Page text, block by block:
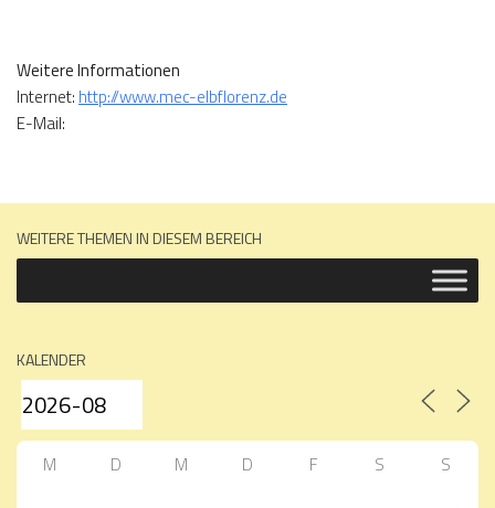
Weitere Informationen
Internet: http://www.mec-elbflorenz.de
E-Mail:
WEITERE THEMEN IN DIESEM BEREICH
KALENDER
M D M D F S S